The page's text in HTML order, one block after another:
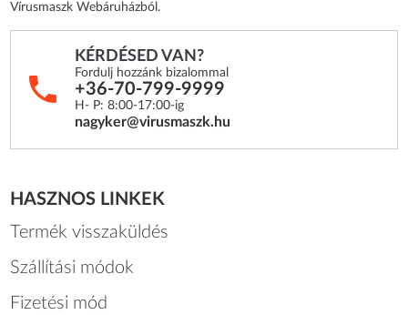
Vírusmaszk Webáruházból.
KÉRDÉSED VAN?
Fordulj hozzánk bizalommal
+36-70-799-9999
H- P: 8:00-17:00-ig
nagyker@virusmaszk.hu
HASZNOS LINKEK
Termék visszaküldés
Szállítási módok
Fizetési mód